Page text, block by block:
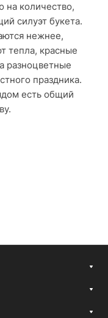
на количество,
силуэт букета.
нежнее,
тепла, красные
разноцветные
праздника.
есть общий